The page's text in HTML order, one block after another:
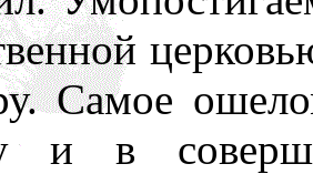
Самое
и в